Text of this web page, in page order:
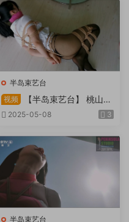
半岛束艺台
视频
【半岛束艺台】 桃山漫
画改编03 团缚美女超刺激玩
2025-05-08 3
半岛束艺台